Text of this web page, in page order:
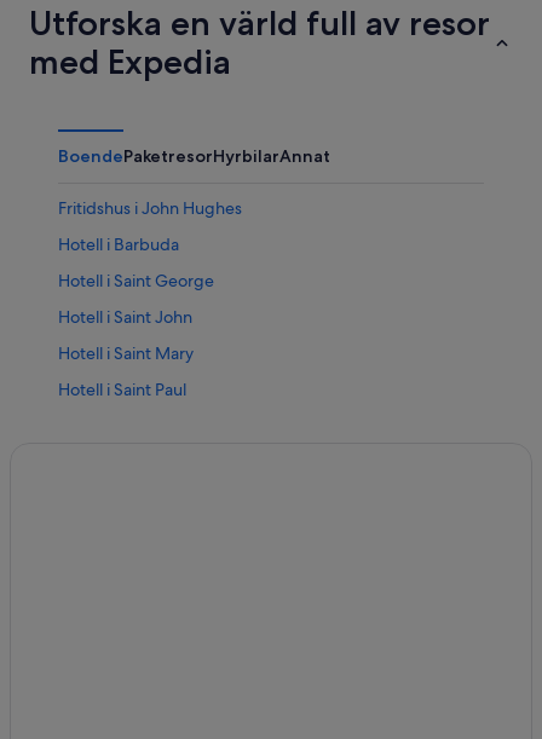
Utforska en värld full av resor
med Expedia
BoendePaketresorHyrbilarAnnat
Fritidshus i John Hughes
Hotell i Barbuda
Hotell i Saint George
Hotell i Saint John
Hotell i Saint Mary
Hotell i Saint Paul